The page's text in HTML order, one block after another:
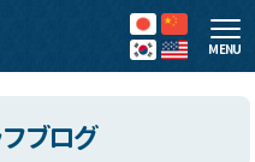
MENU
ブログ